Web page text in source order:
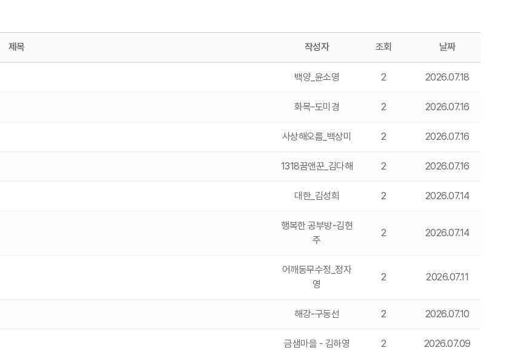
제목 작성자 조회 날짜
백양_윤소영 2 2026.07.18
화목-도미경 2 2026.07.16
사상해오름_백상미 2 2026.07.16
1318꿈앤꾼_김다해 2 2026.07.16
대한_김성희 2 2026.07.14
행복한 공부방-김현
주
2 2026.07.14
어깨동무수정_정자
영
2 2026.07.11
해강-구동선 2 2026.07.10
금샘마을 - 김하영 2 2026.07.09